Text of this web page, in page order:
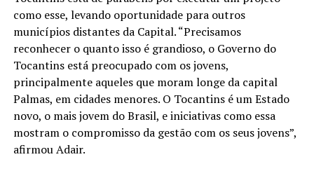
como esse, levando oportunidade para outros
municípios distantes da Capital. “Precisamos
reconhecer o quanto isso é grandioso, o Governo do
Tocantins está preocupado com os jovens,
principalmente aqueles que moram longe da capital
Palmas, em cidades menores. O Tocantins é um Estado
novo, o mais jovem do Brasil, e iniciativas como essa
mostram o compromisso da gestão com os seus jovens”,
afirmou Adair.